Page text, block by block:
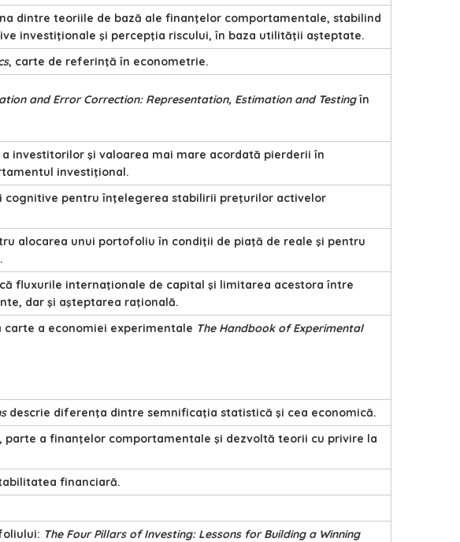
dintre teoriile de bază ale finanţelor comportamentale, stabilind
investiţionale şi percepţia riscului, în baza utilităţii aşteptate.
, carte de referinţă în econometrie.
and Error Correction: Representation, Estimation and Testingîn
investitorilor şi valoarea mai mare acordată pierderii în
investiţional.
cognitive pentru înţelegerea stabilirii preţurilor activelor
alocarea unui portofoliu în condiţii de piaţă de reale şi pentru
fluxurile internaţionale de capital şi limitarea acestora între
dar şi aşteptarea raţională.
a economiei experimentale The Handbook of Experimental
descrie diferenţa dintre semnificaţia statistică şi cea economică.
a finanţelor comportamentale şi dezvoltă teorii cu privire la
financiară.
The Four Pillars of Investing: Lessons for Building a Winning